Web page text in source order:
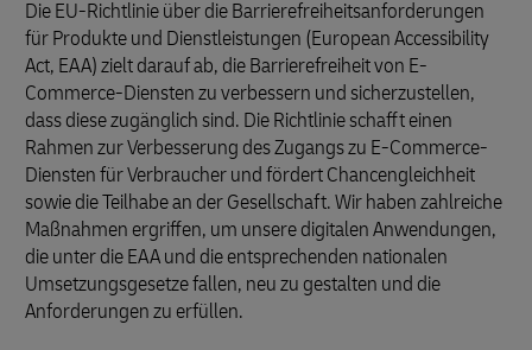
Die EU-Richtlinie über die Barrierefreiheitsanforderungen
für Produkte und Dienstleistungen (European Accessibility
Act, EAA) zielt darauf ab, die Barrierefreiheit von E-
Commerce-Diensten zu verbessern und sicherzustellen,
dass diese zugänglich sind. Die Richtlinie schafft einen
Rahmen zur Verbesserung des Zugangs zu E-Commerce-
Diensten für Verbraucher und fördert Chancengleichheit
sowie die Teilhabe an der Gesellschaft. Wir haben zahlreiche
Maßnahmen ergriffen, um unsere digitalen Anwendungen,
die unter die EAA und die entsprechenden nationalen
Umsetzungsgesetze fallen, neu zu gestalten und die
Anforderungen zu erfüllen.